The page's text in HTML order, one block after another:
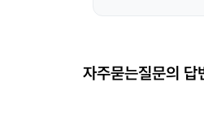
자주묻는질문의 답